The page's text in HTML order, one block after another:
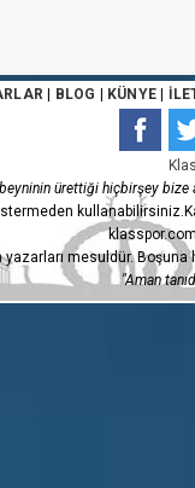
BLOG KÜNYE|
ürettiği hiçbirşey bize
mesuldür.
"Aman